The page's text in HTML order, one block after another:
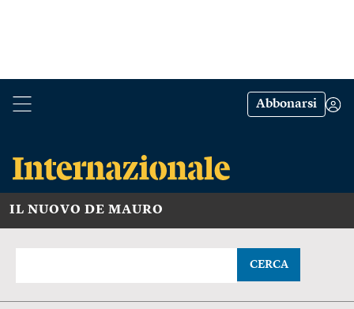
Abbonarsi
IL NUOVO DE MAURO
CERCA